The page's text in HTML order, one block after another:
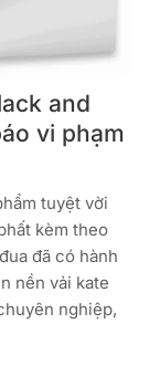
and
vi phạm
tuyệt vời
kèm theo
đã có hành
nền vải kate
nghiệp,